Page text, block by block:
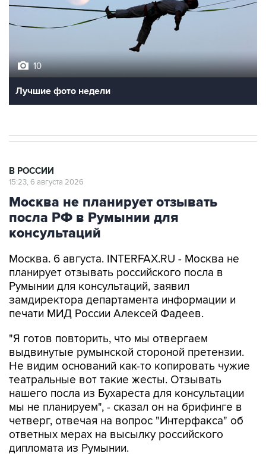
10
Лучшие фото недели
В РОССИИ
15:23, 6 августа 2026
Москва не планирует отзывать
посла РФ в Румынии для
консультаций
Москва. 6 августа. INTERFAX.RU - Москва не
планирует отзывать российского посла в
Румынии для консультаций, заявил
замдиректора департамента информации и
печати МИД России Алексей Фадеев.
"Я готов повторить, что мы отвергаем
выдвинутые румынской стороной претензии.
Не видим оснований как-то копировать чужие
театральные вот такие жесты. Отзывать
нашего посла из Бухареста для консультации
мы не планируем", - сказал он на брифинге в
четверг, отвечая на вопрос "Интерфакса" об
ответных мерах на высылку российского
дипломата из Румынии.